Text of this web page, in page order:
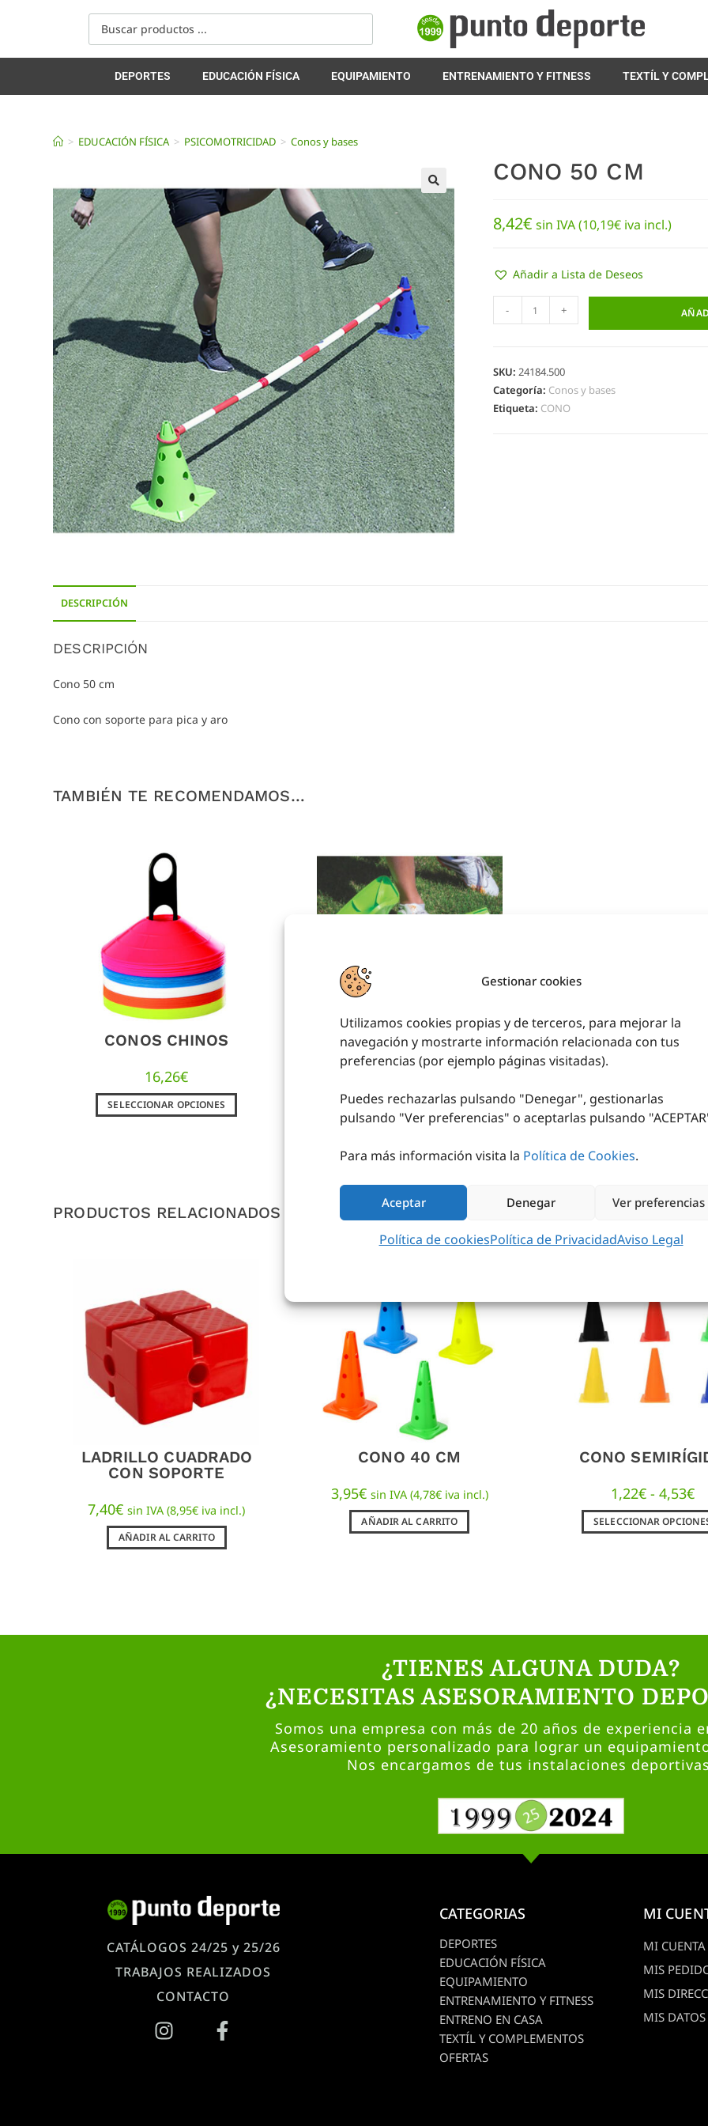
Gestionar cookies
Utilizamos cookies propias y de terceros, para mejorar la
navegación y mostrarte información relacionada con tus
preferencias (por ejemplo páginas visitadas).
Puedes rechazarlas pulsando "Denegar", gestionarlas
pulsando "Ver preferencias" o aceptarlas pulsando
Para más información visita la Política de Cookies.
Aceptar Denegar Ver preferencias
Política de cookiesPolítica de PrivacidadAviso Legal
DEPORTES EDUCACIÓN FÍSICA EQUIPAMIENTO ENTRENAMIENTO Y FITNESS TEXTÍL Y
> EDUCACIÓN FÍSICA > PSICOMOTRICIDAD > Conos y bases
🔍
CONO 50 CM
8,42€ sin IVA (10,19€iva incl.)
Añadir a Lista de Deseos
- +
SKU: 24184.500
Categoría: Conos y bases
Etiqueta: CONO
DESCRIPCIÓN
DESCRIPCIÓN
Cono 50 cm
Cono con soporte para pica y aro
TAMBIÉN TE RECOMENDAMOS…
CONOS CHINOS
16,26€
SELECCIONAR OPCIONES
CONO FLEXIBLE
SELECCIONAR OPCIONES
PRODUCTOS RELACIONADOS
LADRILLO CUADRADO
CON SOPORTE
7,40€ sin IVA (8,95€ iva incl.)
AÑADIR AL CARRITO
CONO 40 CM
3,95€ sin IVA (4,78€iva incl.)
AÑADIR AL CARRITO
CONO
1,22€ - 4,53€
SELECCIONAR
¿TIENES ALGUNA DUDA?
¿NECESITAS ASESORAMIENTO
Somos una empresa con más de 20 años de experiencia
Asesoramiento personalizado para lograr un
Nos encargamos de tus instalaciones
CATÁLOGOS 24/25 y 25/26
TRABAJOS REALIZADOS
CONTACTO
CATEGORIAS
DEPORTES
EDUCACIÓN FÍSICA
EQUIPAMIENTO
ENTRENAMIENTO Y FITNESS
ENTRENO EN CASA
TEXTÍL Y COMPLEMENTOS
OFERTAS
MI
MI CUENTA
MIS
MIS
MIS DATOS